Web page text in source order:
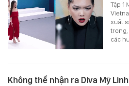
Tập 1
xuất
trong,
các
Không thể nhận ra Diva Mỹ Linh